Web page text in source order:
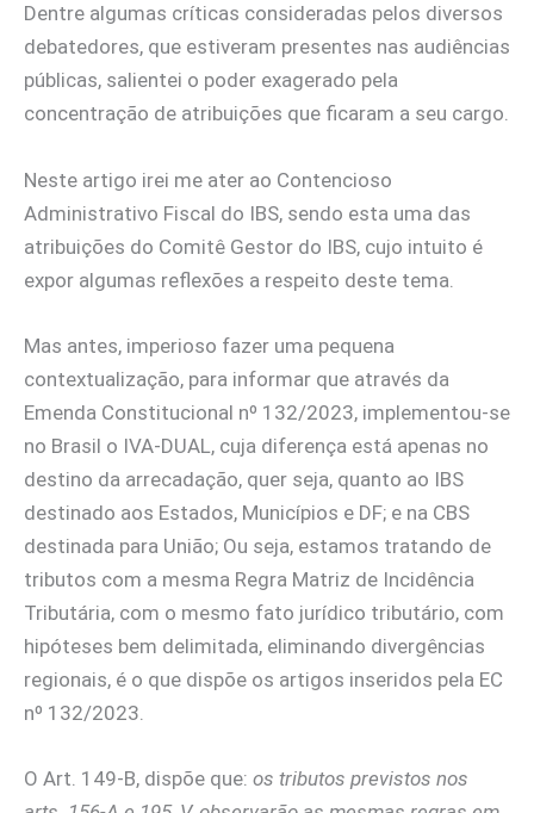
Dentre algumas críticas consideradas pelos diversos
debatedores, que estiveram presentes nas audiências
públicas, salientei o poder exagerado pela
concentração de atribuições que ficaram a seu cargo.
Neste artigo irei me ater ao Contencioso
Administrativo Fiscal do IBS, sendo esta uma das
atribuições do Comitê Gestor do IBS, cujo intuito é
expor algumas reflexões a respeito deste tema.
Mas antes, imperioso fazer uma pequena
contextualização, para informar que através da
Emenda Constitucional nº 132/2023, implementou-se
no Brasil o IVA-DUAL, cuja diferença está apenas no
destino da arrecadação, quer seja, quanto ao IBS
destinado aos Estados, Municípios e DF; e na CBS
destinada para União; Ou seja, estamos tratando de
tributos com a mesma Regra Matriz de Incidência
Tributária, com o mesmo fato jurídico tributário, com
hipóteses bem delimitada, eliminando divergências
regionais, é o que dispõe os artigos inseridos pela EC
nº 132/2023.
O Art. 149-B, dispõe que: os tributos previstos nos